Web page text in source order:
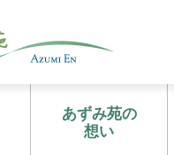
あずみ苑の
想い